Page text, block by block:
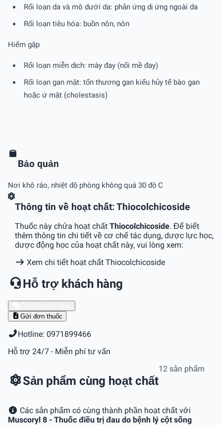
Rối loạn da và mô dưới da: phản ứng dị ứng ngoài da
Rối loạn tiêu hóa: buồn nôn, nôn
Hiếm gặp
Rối loạn miễn dịch: mày đay (nổi mề đay)
Rối loạn gan mật: tổn thương gan kiểu hủy tế bào gan
hoặc ứ mật (cholestasis)
Bảo quản
Nơi khô ráo, nhiệt độ phòng không quá 30 độ C
Thông tin về hoạt chất: Thiocolchicoside
Thuốc này chứa hoạt chất Thiocolchicoside. Để biết
thêm thông tin chi tiết về cơ chế tác dụng, dược lực học,
dược động học của hoạt chất này, vui lòng xem:
Xem chi tiết hoạt chất Thiocolchicoside
Hỗ trợ khách hàng
Gửi đơn thuốc
Hotline: 0971899466
Hỗ trợ 24/7 - Miễn phí tư vấn
Sản phẩm cùng hoạt chất
12 sản phẩm
Các sản phẩm có cùng thành phần hoạt chất với
Muscoryl 8 - Thuốc điều trị đau do bệnh lý cột sống